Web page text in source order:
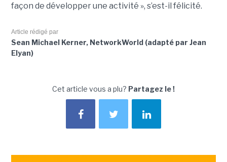
façon de développer une activité », s’est-il félicité.
Article rédigé par
Sean Michael Kerner, NetworkWorld (adapté par Jean
Elyan)
Cet article vous a plu? Partagez le !